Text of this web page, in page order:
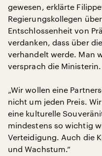
gewesen, erklärte
Regierungskollegen
Entschlossenheit von
verdanken, dass über
verhandelt werde. Man
versprach die Ministerin.
„Wir wollen eine
nicht um jeden Preis.
eine kulturelle
mindestens so wichtig
Verteidigung. Auch die
und Wachstum.“